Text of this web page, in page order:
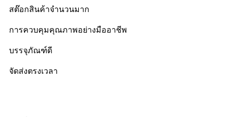
สต๊อกสินค้าจำนวนมาก
การควบคุมคุณภาพอย่างมืออาชีพ
บรรจุภัณฑ์ดี
จัดส่งตรงเวลา